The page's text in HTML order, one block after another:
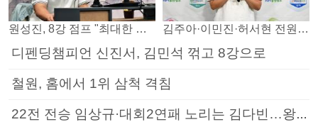
원성진, 8강 점프 "최대한 승자조에서 버티겠다" 김주아·이민진·허서현 전원 승리… 평택, 부안 꺾고 5연승
디펜딩챔피언 신진서, 김민석 꺾고 8강으로
철원, 홈에서 1위 삼척 격침
22전 전승 임상규·대회2연패 노리는 김다빈…왕중왕전 16강 7일부터